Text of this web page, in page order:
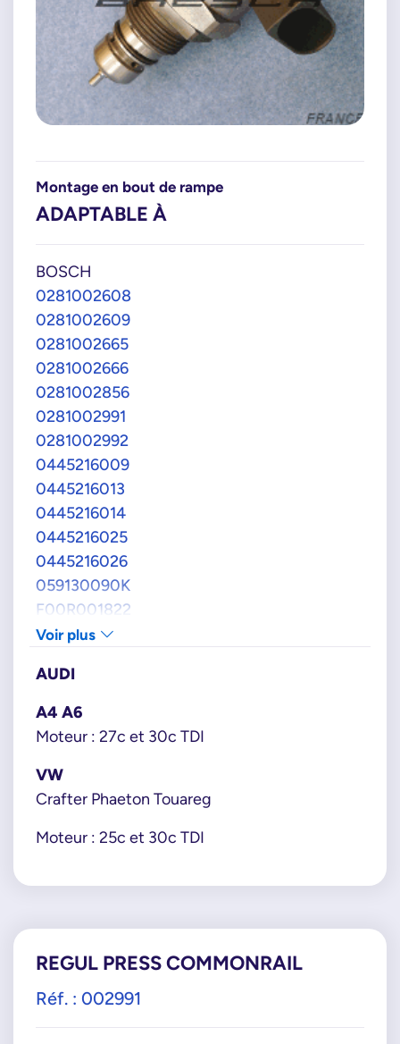
Montage en bout de rampe
ADAPTABLE À
BOSCH
0281002608
0281002609
0281002665
0281002666
0281002856
0281002991
0281002992
0445216009
0445216013
0445216014
0445216025
0445216026
059130090K
F00R001822
F00R001823
F00R001859
F00R002390
F00R002394
057130764B
057130764E
Voir plus
AUDI
A4 A6
Moteur : 27c et 30c TDI
VW
Crafter Phaeton Touareg
Moteur : 25c et 30c TDI
REGUL PRESS COMMONRAIL
Réf. : 002991